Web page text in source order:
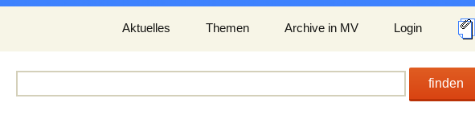
Inhalt
springen
Aktuelles Themen Archive in MV Login
finden